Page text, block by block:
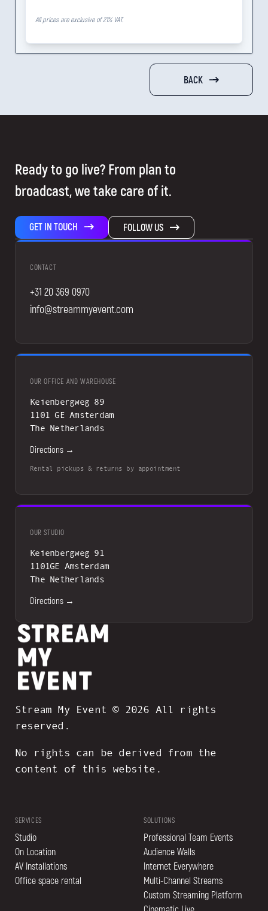
All prices are exclusive of 21% VAT.
BACK
Ready to go live? From plan to
broadcast, we take care of it.
GET IN TOUCH FOLLOW US
CONTACT
+31 20 369 0970
info@streammyevent.com
OUR OFFICE AND WAREHOUSE
Keienbergweg 89
1101 GE Amsterdam
The Netherlands
Directions →
Rental pickups & returns by appointment
OUR STUDIO
Keienbergweg 91
1101GE Amsterdam
The Netherlands
Directions →
Stream My Event © 2026 All rights
reserved.
No rights can be derived from the
content of this website.
SERVICES
Studio
On Location
AV Installations
Office space rental
SOLUTIONS
Professional Team Events
Audience Walls
Internet Everywhere
Multi-Channel Streams
Custom Streaming Platform